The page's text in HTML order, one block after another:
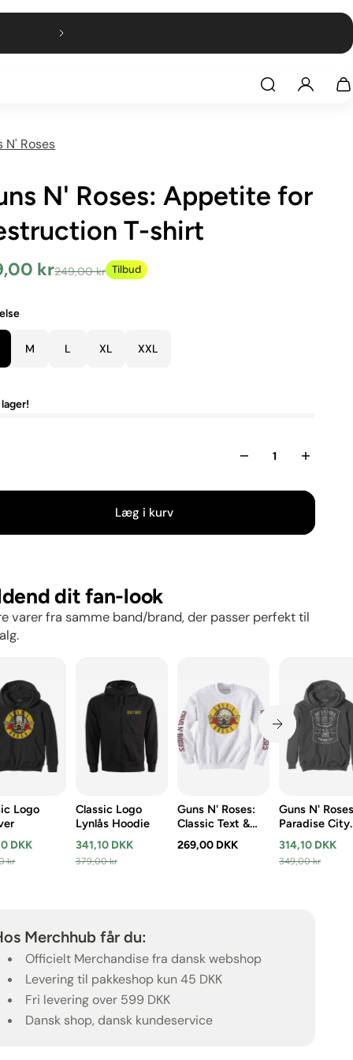
N' Roses
N' Roses: Appetite for
T-shirt
kr249,00 kr Tilbud
Sort
M L XL XXL
lager!
Læg i kurv
dit fan-look
varer fra samme band/brand, der passer perfekt til
Logo
DKK
kr
Classic Logo
Lynlås Hoodie
341,10 DKK
379,00 kr
Guns N' Roses:
Classic Text &
Logos
Sweatshirt
269,00 DKK
Guns N'
Paradise City
Hoodie
314,10 DKK
349,00 kr
Merchhub får du:
Officielt Merchandise fra dansk webshop
Levering til pakkeshop kun 45 DKK
Fri levering over 599 DKK
Dansk shop, dansk kundeservice